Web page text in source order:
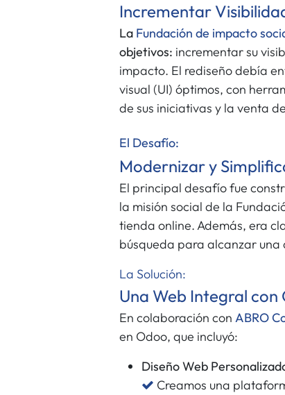
Incrementar
La Fundación de impacto
objetivos: incrementar su
impacto. El rediseño debía
visual (UI) óptimos, con
de sus iniciativas y la venta
El Desafío:
Modernizar y
El principal desafío fue
la misión social de la
tienda online. Además, era
búsqueda para alcanzar
La Solución:
Una Web Integral con
En colaboración con ABRO
en Odoo, que incluyó:
Diseño Web
Creamos una